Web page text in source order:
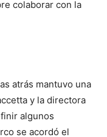
colaborar con la
atrás mantuvo una
y la directora
algunos
se acordó el